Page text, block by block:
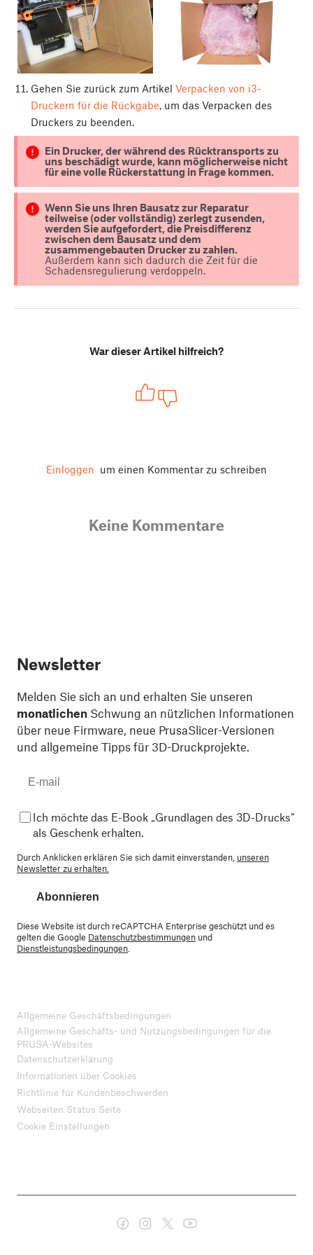
Gehen Sie zurück zum Artikel Verpacken von i3-
Druckern für die Rückgabe, um das Verpacken des
Druckers zu beenden.
Ein Drucker, der während des Rücktransports zu
uns beschädigt wurde, kann möglicherweise nicht
für eine volle Rückerstattung in Frage kommen.
Wenn Sie uns Ihren Bausatz zur Reparatur
teilweise (oder vollständig) zerlegt zusenden,
werden Sie aufgefordert, die Preisdifferenz
zwischen dem Bausatz und dem
zusammengebauten Drucker zu zahlen.
Außerdem kann sich dadurch die Zeit für die
Schadensregulierung verdoppeln.
War dieser Artikel hilfreich?
Einloggen um einen Kommentar zu schreiben
Keine Kommentare
Newsletter
Melden Sie sich an und erhalten Sie unseren
monatlichen Schwung an nützlichen Informationen
über neue Firmware, neue PrusaSlicer-Versionen
und allgemeine Tipps für 3D-Druckprojekte.
Ich möchte das E-Book „Grundlagen des 3D-Drucks“
als Geschenk erhalten.
Durch Anklicken erklären Sie sich damit einverstanden, unseren
Newsletter zu erhalten.
Abonnieren
Diese Website ist durch reCAPTCHA Enterprise geschützt und es
gelten die Google Datenschutzbestimmungen und
Dienstleistungsbedingungen
Allgemeine Geschäftsbedingungen
Allgemeine Geschäfts- und Nutzungsbedingungen für die
PRUSA-Websites
Datenschutzerklärung
Informationen über Cookies
Richtlinie für Kundenbeschwerden
Webseiten Status Seite
Cookie Einstellungen